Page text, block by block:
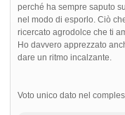
perché ha sempre saputo
nel modo di esporlo. Ciò
ricercato agrodolce che ti
Ho davvero apprezzato
dare un ritmo incalzante.
Voto unico dato nel